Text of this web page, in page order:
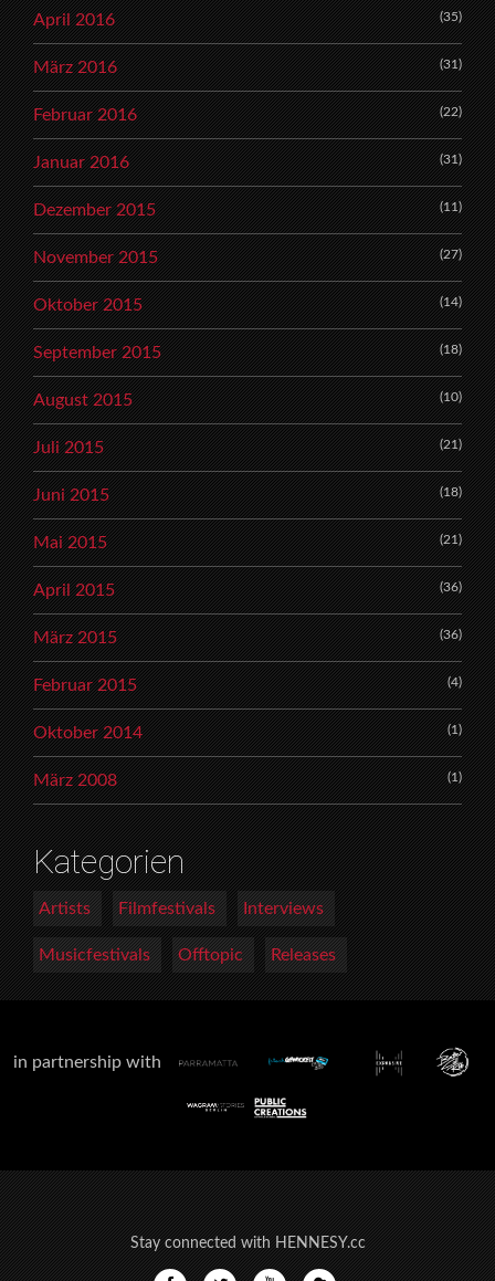
April 2016 (35)
März 2016 (31)
Februar 2016 (22)
Januar 2016 (31)
Dezember 2015 (11)
November 2015 (27)
Oktober 2015 (14)
September 2015 (18)
August 2015 (10)
Juli 2015 (21)
Juni 2015 (18)
Mai 2015 (21)
April 2015 (36)
März 2015 (36)
Februar 2015 (4)
Oktober 2014 (1)
März 2008 (1)
Kategorien
Artists Filmfestivals Interviews
Musicfestivals Offtopic Releases
in partnership with
Stay connected with HENNESY.cc